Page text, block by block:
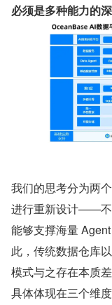
必须是多种能力的
我们的思考分为两个
进行重新设计——不
能够支撑海量
此，传统数据仓库
模式与之存在本质差
具体体现在三个维度